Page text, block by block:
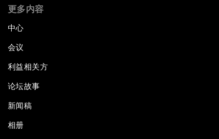
更多内容
中心
会议
利益相关方
论坛故事
新闻稿
相册